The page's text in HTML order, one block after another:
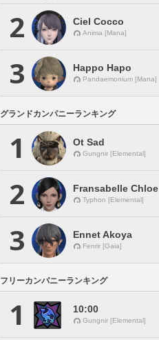
2 Ciel Cocco
Anima [Mana]
3 Happo Hapo
Pandaemonium [Mana]
グランドカンパニーランキング
1 Ot Sad
Gungnir [Elemental]
2 Fransabelle Chloe
Typhon [Elemental]
3 Ennet Akoya
Fenrir [Gaia]
フリーカンパニーランキング
1 10:00
Gungnir [Elemental]